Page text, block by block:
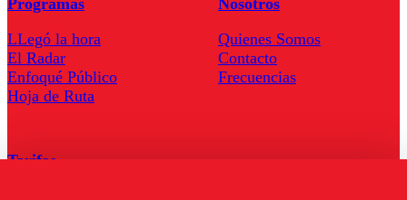
Programas
LLegó la hora
El Radar
Enfoqué Público
Hoja de Ruta
Nosotros
Quienes Somos
Contacto
Frecuencias
Tarifas